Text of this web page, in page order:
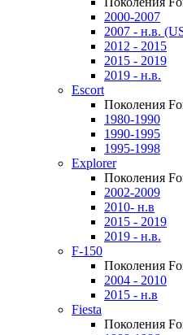
2000-2007
2007 - н.в.
2012 - 2015
2015 - 2019
2019 - н.в.
Escort
Поколения
1980-1990
1990-1995
1995-1998
Explorer
Поколения
2002-2009
2010- н.в
2015 - 2019
2019 - н.в.
F-150
Поколения
2004 - 2010
2015 - н.в
Fiesta
Поколения